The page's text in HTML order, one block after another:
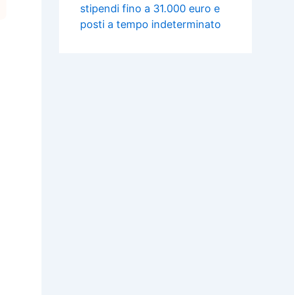
stipendi fino a 31.000 euro e
posti a tempo indeterminato